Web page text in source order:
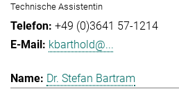
Technische Assistentin
+49 (0)3641 57-1214
kbarthold@...
Dr. Stefan Bartram